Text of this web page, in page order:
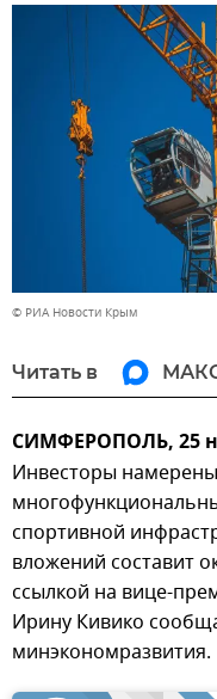
© РИА Новости Крым
Читать в
СИМФЕРОПОЛЬ, 25
Инвесторы
спортивной
вложений составит
ссылкой на вице-
Ирину Кивико
минэкономразвития.